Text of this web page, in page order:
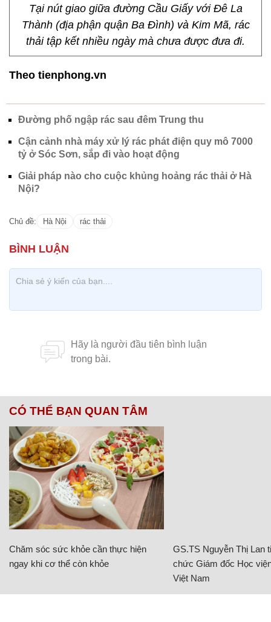
Tại nút giao giữa đường Cầu Giấy với Đê La
Thành (địa phận quận Ba Đình) và Kim Mã, rác
thải tập kết nhiều ngày mà chưa được đưa đi.
Theo tienphong.vn
Đường phố ngập rác sau đêm Trung thu
Cận cảnh nhà máy xử lý rác phát điện quy mô 7000
tỷ ở Sóc Sơn, sắp đi vào hoạt động
Giải pháp nào cho cuộc khủng hoảng rác thải ở Hà
Nội?
Chủ đề: Hà Nội rác thải
CÓ THỂ BẠN QUAN TÂM
Chăm sóc sức khỏe cần thực hiện
ngay khi cơ thể còn khỏe
GS.TS Nguyễn Thị Lan
chức Giám đốc Học
Việt Nam